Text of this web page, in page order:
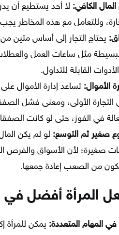
الكافي: لا أحد يستطيع أن يدر
وللتعامل مع هذه المخاطر
يحتاج التجار إلى أساس متين
مثل ساعات العمل
القابلة للتداول.
الأموال: تساعد إدارة الأموال
التجارة الأولى، ومعنى فشل
في الفوز، حتى لو كانت الصفقات
صغير ثم التوسع: لو لم يكن
صغيرة؛ لأن الأسواق والفرص
من الصعب إعادة جمعها.
المرأة أفضل في
في المهام المتعددة: يمكن